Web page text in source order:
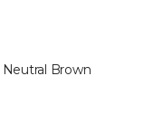
Neutral Brown